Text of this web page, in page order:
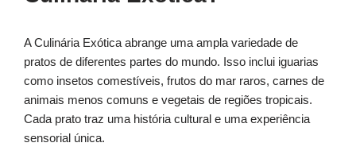
A Culinária Exótica abrange uma ampla variedade de
pratos de diferentes partes do mundo. Isso inclui iguarias
como insetos comestíveis, frutos do mar raros, carnes de
animais menos comuns e vegetais de regiões tropicais.
Cada prato traz uma história cultural e uma experiência
sensorial única.